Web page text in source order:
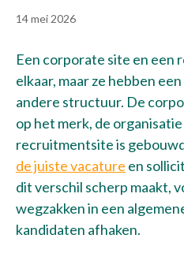
14 mei 2026
Een corporate site en een
elkaar, maar ze hebben
andere structuur. De
op het merk, de
recruitmentsite is
de juiste vacature en
dit verschil scherp maakt,
wegzakken in een
kandidaten afhaken.